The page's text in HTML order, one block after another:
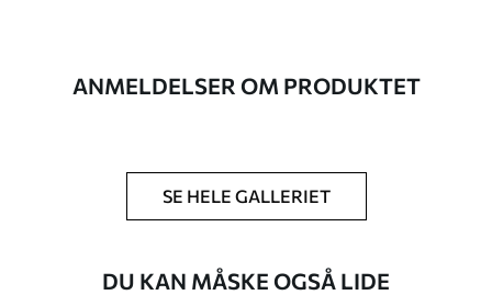
Efterbehandling Halvmat.
med en bredde på op til 50 cm.
muligheder
tapetklæber.
ANMELDELSER OM PRODUKTET
SE HELE GALLERIET
DU KAN MÅSKE OGSÅ LIDE